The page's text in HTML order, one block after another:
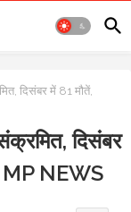
दिसंबर में 81 मौतें,
दिसंबर
MP NEWS